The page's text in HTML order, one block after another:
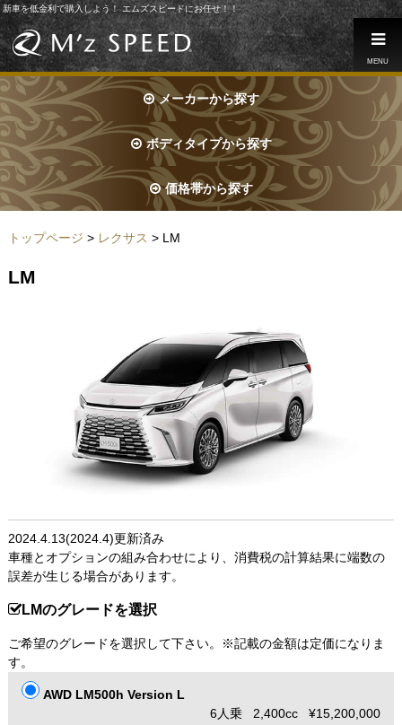
新車を低金利で購入しよう！ エムズスピードにお任せ！！
MENU
メーカーから探す
ボディタイプから探す
価格帯から探す
トップページ > レクサス > LM
LM
2024.4.13(2024.4)更新済み
車種とオプションの組み合わせにより、消費税の計算結果に端数の
誤差が生じる場合があります。
LMのグレードを選択
ご希望のグレードを選択して下さい。※記載の金額は定価になりま
す。
AWD LM500h Version L
6人乗 2,400cc ¥15,200,000